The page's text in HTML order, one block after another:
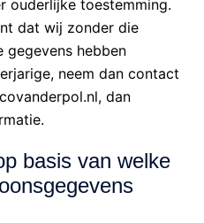
ouderlijke toestemming.
dat wij zonder die
gegevens hebben
neem dan contact
dan
basis van welke